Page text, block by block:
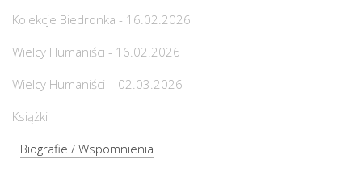
Kolekcje Biedronka - 16.02.2026
Wielcy Humaniści - 16.02.2026
Wielcy Humaniści – 02.03.2026
Książki
Biografie / Wspomnienia